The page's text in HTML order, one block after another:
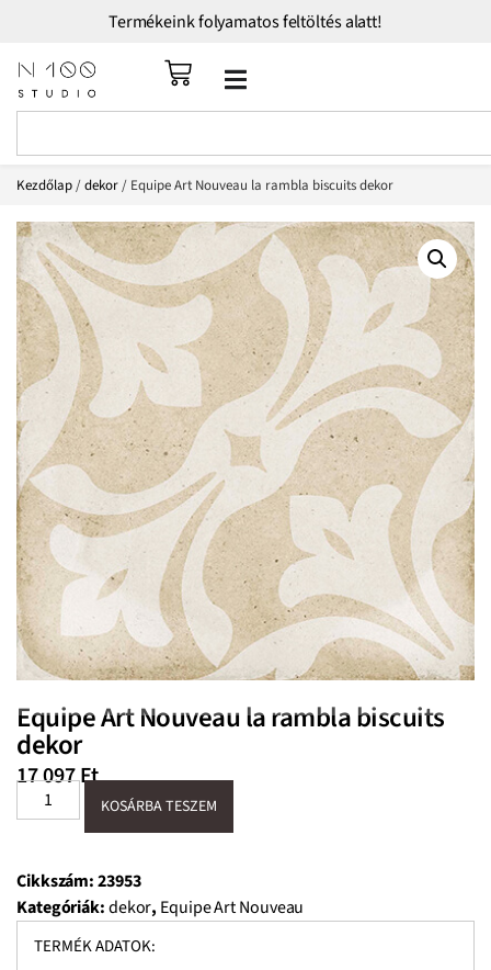
Termékeink folyamatos feltöltés alatt!
Kezdőlap/dekor/ Equipe Art Nouveau la rambla biscuits dekor
Equipe Art Nouveau la rambla biscuits
dekor
17 097Ft
KOSÁRBA TESZEM
Cikkszám:23953
Kategóriák:dekor, Equipe Art Nouveau
TERMÉK ADATOK: